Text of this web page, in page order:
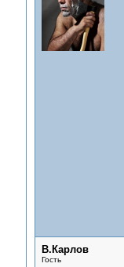
В.Карлов
Гость